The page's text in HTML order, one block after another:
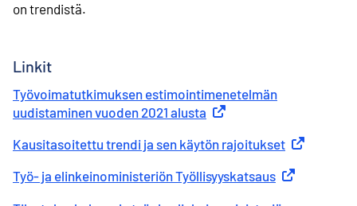
on trendistä.
Linkit
Työvoimatutkimuksen estimointimenetelmän
uudistaminen vuoden 2021 alusta Ulkoinen linkki
Kausitasoitettu trendi ja sen käytön rajoitukset Ulkoinen
Työ- ja elinkeinoministeriön Työllisyyskatsaus Ulkoinen